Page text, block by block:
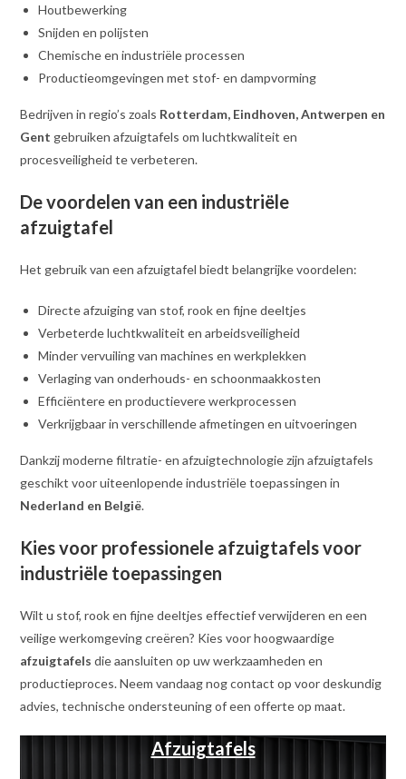
Houtbewerking
Snijden en polijsten
Chemische en industriële processen
Productieomgevingen met stof- en dampvorming
Bedrijven in regio’s zoals Rotterdam, Eindhoven, Antwerpen en
Gent gebruiken afzuigtafels om luchtkwaliteit en
procesveiligheid te verbeteren.
De voordelen van een industriële
afzuigtafel
Het gebruik van een afzuigtafel biedt belangrijke voordelen:
Directe afzuiging van stof, rook en fijne deeltjes
Verbeterde luchtkwaliteit en arbeidsveiligheid
Minder vervuiling van machines en werkplekken
Verlaging van onderhouds- en schoonmaakkosten
Efficiëntere en productievere werkprocessen
Verkrijgbaar in verschillende afmetingen en uitvoeringen
Dankzij moderne filtratie- en afzuigtechnologie zijn afzuigtafels
geschikt voor uiteenlopende industriële toepassingen in
Nederland en België.
Kies voor professionele afzuigtafels voor
industriële toepassingen
Wilt u stof, rook en fijne deeltjes effectief verwijderen en een
veilige werkomgeving creëren? Kies voor hoogwaardige
afzuigtafels die aansluiten op uw werkzaamheden en
productieproces. Neem vandaag nog contact op voor deskundig
advies, technische ondersteuning of een offerte op maat.
Afzuigtafels